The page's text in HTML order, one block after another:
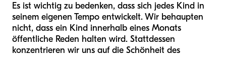
Es ist wichtig zu bedenken, dass sich jedes Kind in
seinem eigenen Tempo entwickelt. Wir behaupten
nicht, dass ein Kind innerhalb eines Monats
öffentliche Reden halten wird. Stattdessen
konzentrieren wir uns auf die Schönheit des